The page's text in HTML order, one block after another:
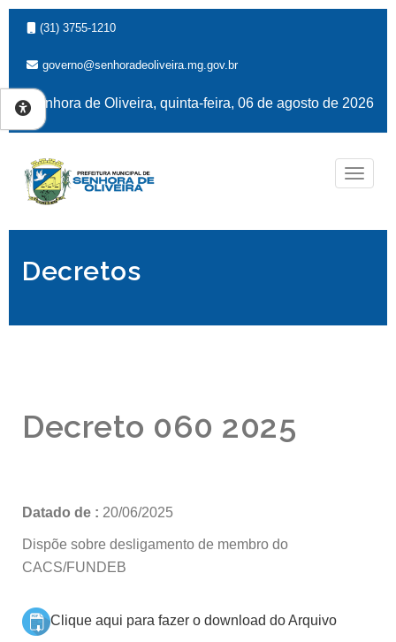
(31) 3755-1210
governo@senhoradeoliveira.mg.gov.br
Senhora de Oliveira, quinta-feira, 06 de agosto de 2026
Decretos
Decreto 060 2025
Datado de : 20/06/2025
Dispõe sobre desligamento de membro do
CACS/FUNDEB
Clique aqui para fazer o download do Arquivo